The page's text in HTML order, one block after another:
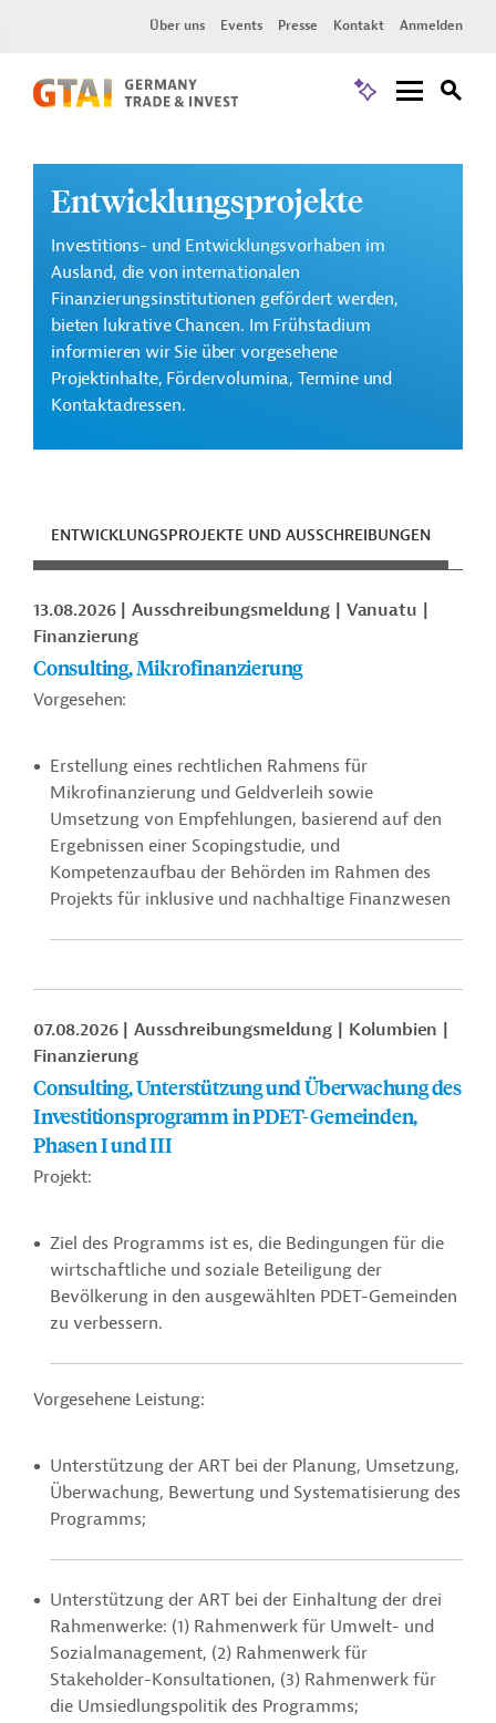
Über uns Events Presse Kontakt Anmelden
Entwicklungsprojekte
Investitions- und Entwicklungsvorhaben im
Ausland, die von internationalen
Finanzierungsinstitutionen gefördert werden,
bieten lukrative Chancen. Im Frühstadium
informieren wir Sie über vorgesehene
Projektinhalte, Fördervolumina, Termine und
Kontaktadressen.
ENTWICKLUNGSPROJEKTE UND AUSSCHREIBUNGEN
13.08.2026 Ausschreibungsmeldung
Vanuatu
Finanzierung
Consulting, Mikrofinanzierung
Vorgesehen:
Erstellung eines rechtlichen Rahmens für
Mikrofinanzierung und Geldverleih sowie
Umsetzung von Empfehlungen, basierend auf den
Ergebnissen einer Scopingstudie, und
Kompetenzaufbau der Behörden im Rahmen des
Projekts für inklusive und nachhaltige Finanzwesen
07.08.2026 Ausschreibungsmeldung
Kolumbien
Finanzierung
Consulting, Unterstützung und Überwachung des
Investitionsprogramm in PDET-Gemeinden,
Phasen I und III
Projekt:
Ziel des Programms ist es, die Bedingungen für die
wirtschaftliche und soziale Beteiligung der
Bevölkerung in den ausgewählten PDET-Gemeinden
zu verbessern.
Vorgesehene Leistung:
Unterstützung der ART bei der Planung, Umsetzung,
Überwachung, Bewertung und Systematisierung des
Programms;
Unterstützung der ART bei der Einhaltung der drei
Rahmenwerke: (1) Rahmenwerk für Umwelt- und
Sozialmanagement, (2) Rahmenwerk für
Stakeholder-Konsultationen, (3) Rahmenwerk für
die Umsiedlungspolitik des Programms;